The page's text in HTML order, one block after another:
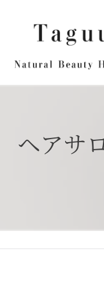
ヘアサ